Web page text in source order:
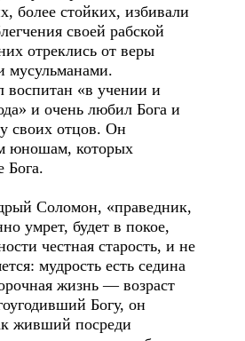
более стойких, избивали
своей рабской
отреклись от веры
мусульманами.
«в учении и
и очень любил Бога и
своих отцов. Он
юношам, которых
Бога.
Соломон, «праведник,
умрет, будет в покое,
честная старость, и не
мудрость есть седина
жизнь — возраст
Богу, он
живший посреди